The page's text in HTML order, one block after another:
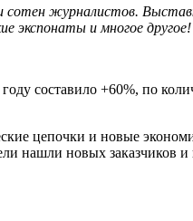
сотен журналистов.
экспонаты и многое другое!
составило +60%, по
цепочки и новые
нашли новых заказчиков